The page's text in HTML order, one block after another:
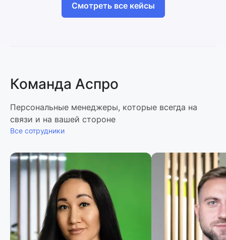
Смотреть все кейсы
Команда Аспро
Персональные менеджеры, которые всегда на
связи и на вашей стороне
Все сотрудники